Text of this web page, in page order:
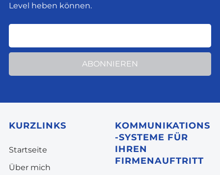
Level heben können.
ABONNIEREN
KURZLINKS
Startseite
Über mich
KOMMUNIKATIONS
-SYSTEME FÜR
IHREN
FIRMENAUFTRITT